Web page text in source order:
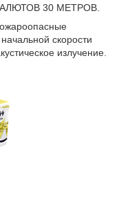
30 МЕТРОВ.
скорости
излучение.